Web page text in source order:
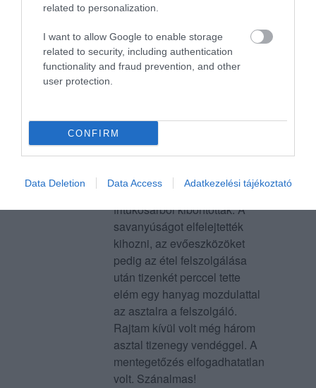
related to personalization.
I want to allow Google to enable storage
related to security, including authentication
functionality and fraud prevention, and other
user protection.
CONFIRM
Data Deletion Data Access Adatkezelési tájékoztató
fogyasztottunk, ami nem az
étterem érdeme. Köszönjük
szépen, soha többet!
Bruckner Géza
Az ételek elkészítése és
tálalása a hetvenes éveket
idézi. Az ehetetlen étel
(evőeszköz híján)a tányéron
úgy hevert ahogy a
fritukosárból kiborították. A
savanyúságot elfelejtették
kihozni, az evőeszközöket
pedig az étel felszolgálása
után tizenkét perccel tette
elém egy hanyag mozdulattal
az asztalra a felszolgáló.
Rajtam kívül volt még három
asztal tizenegy vendéggel. A
mentegetőzés elfogadhatatlan
volt. Szánalmas!